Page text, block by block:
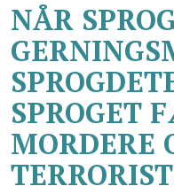
NÅR
SPROGET
MORDERE